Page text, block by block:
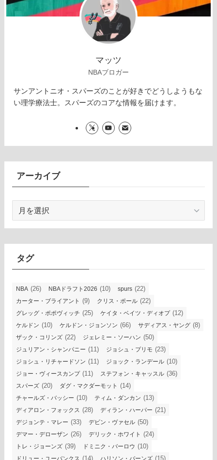
マッツ
NBAブロガー
サンアントニオ・スパーズのことが好きでどうしようもな
い理学療法士。スパーズのコアな情報を届けます。
アーカイブ
カ
イ
タグ
NBA (26) NBAドラフト2026 (10) spurs (22)
カーター・ブライアント (9) クリス・ポール (22)
グレッグ・ポポヴィッチ (25) ケイタ・ベイツ・ディオプ(12)
ケルドン (10) ケルドン・ジョンソン (66) サディアス・ヤング (8)
ザック・コリンズ (22) ジェレミー・ソーハン (50)
ジュリアン・シャンパニー (11) ジョシュ・プリモ (23)
ジョシュ・リチャードソン (11) ジョック・ランデール (10)
ジョー・ヴィースカンプ(11) ステフォン・キャッスル (36)
スパーズ (20) ダグ・マクダーモット (14)
チャールズ・バッシー (10) ティム・ダンカン (13)
ディアロン・フォックス (28) ディラン・ハーパー (21)
デジョンテ・マレー (33) デビン・ヴァセル (50)
デマー・デローザン (26) デリック・ホワイト (24)
トレ・ジョーンズ (39) ドミニク・バーロウ (10)
ドリュー・ユーバンクス (14) ハリソン・バーンズ (15)